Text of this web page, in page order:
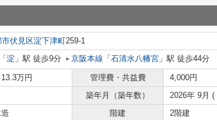
市伏見区淀下津町259-1
「 淀 」駅 徒歩9分 京阪本線 「 石清水八幡宮 」駅 徒歩44分
万円 管理費・共益費
4,000円
築年月（築年数）
2026年 9月 (
階建 2階建